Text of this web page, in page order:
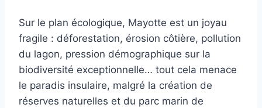
Sur le plan écologique, Mayotte est un joyau
fragile : déforestation, érosion côtière, pollution
du lagon, pression démographique sur la
biodiversité exceptionnelle… tout cela menace
le paradis insulaire, malgré la création de
réserves naturelles et du parc marin de